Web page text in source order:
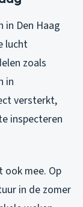
in Den Haag
lucht
zoals
in
versterkt,
inspecteren
mee. Op
in de zomer